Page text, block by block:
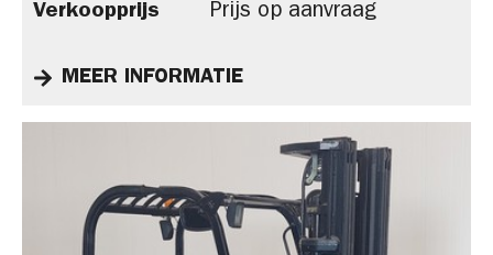
Verkoopprijs
Prijs op aanvraag
MEER INFORMATIE